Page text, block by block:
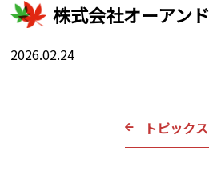
株式会社オーアン
2026.02.24
トピック